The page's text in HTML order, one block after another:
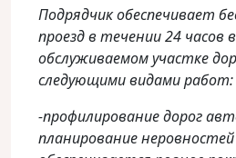
Подрядчик обеспечивает
проезд в течении 24 часов
обслуживаемом участке
следующими видами работ:
-профилирование дорог
планирование